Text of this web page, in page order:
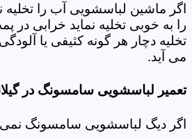
اگر ماشین لباسشویی آب را
را به خوبی تخلیه نماید خرابی
تخلیه دچار هر گونه کثیفی یا
می آید.
تعمیر لباسشویی سامسونگ در
اگر دیگ لباسشویی سامسونگ نمی